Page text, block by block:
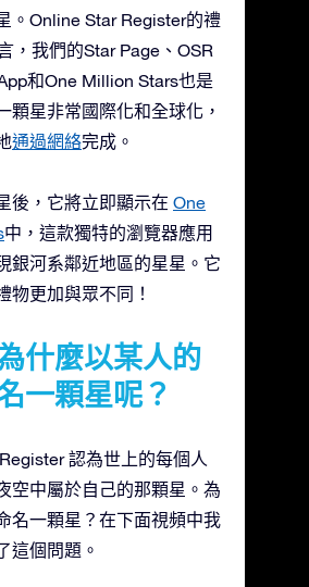
。Online Star Register的禮
，我們的Star Page、OSR
和One Million Stars也是
顆星非常國際化和全球化，
通過網絡完成。
後，它將立即顯示在 One
中，這款獨特的瀏覽器應用
銀河系鄰近地區的星星。它
物更加與眾不同！
什麼以某人的
一顆星呢？
認為世上的每個人
空中屬於自己的那顆星。為
名一顆星？在下面視頻中我
這個問題。